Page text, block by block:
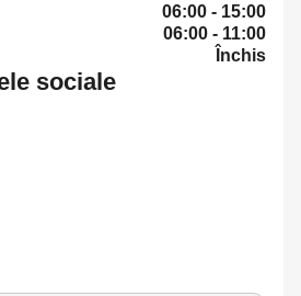
06:00 - 15:00
06:00 - 11:00
Închis
sociale